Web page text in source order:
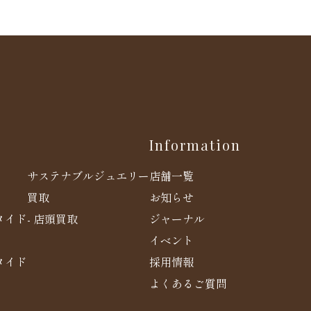
イド
イド
サステナブルジュエリー
買取
- 店頭買取
Information
店舗一覧
お知らせ
ジャーナル
イベント
採用情報
よくあるご質問